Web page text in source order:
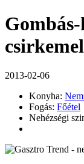
2013-02-06
Konyha:
Fogás: Főétel
Nehézségi